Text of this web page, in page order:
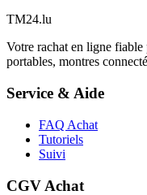
TM24.lu
Votre rachat en ligne fiable
portables, montres
Service & Aide
FAQ Achat
Tutoriels
Suivi
CGV Achat